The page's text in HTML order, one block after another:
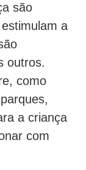
são
a
outros.
como
a criança
com